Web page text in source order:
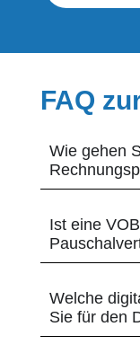
FAQ
Wie gehen
Ist eine
Welche
Sie für den